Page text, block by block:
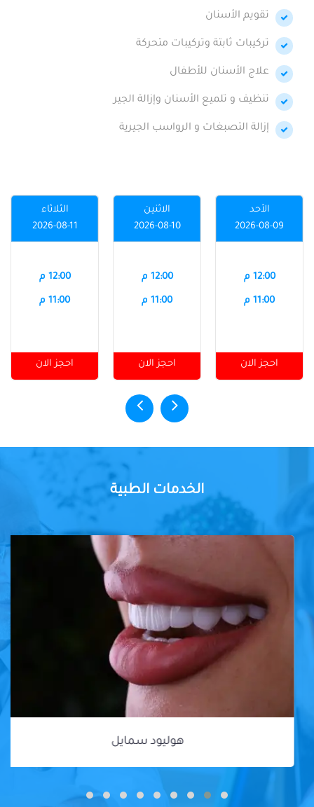
تقويم الأسنان
تركيبات ثابتة وتركيبات متحركة
علاج الأسنان للأطفال
تنظيف و تلميع الأسنان وإزالة الجير
إزالة التصبغات و الرواسب الجيرية
الأحد
2026-08-09
12:00 م
11:00 م
احجز الان
الاثنين
2026-08-10
12:00 م
11:00 م
احجز الان
الثلاثاء
2026-08-11
12:00 م
11:00 م
احجز الان
الخدمات الطبية
هوليود سمايل